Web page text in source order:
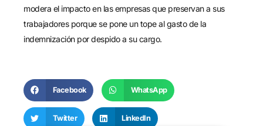
modera el impacto en las empresas que preservan a sus
trabajadores porque se pone un tope al gasto de la
indemnización por despido a su cargo.
Facebook WhatsApp
Twitter LinkedIn